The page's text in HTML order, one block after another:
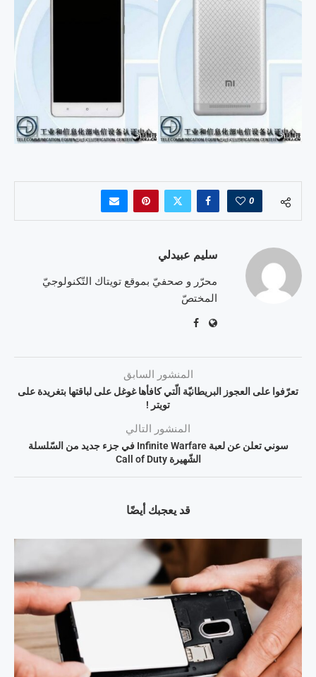
0
سليم عبيدلي
محرّر و صحفيّ بموقع تويتاك التّكنولوجيّ
المختصّ
المنشور السابق
تعرّفوا على العجوز البريطانيّة الّتي كافأها غوغل على لباقتها بتغريدة على
تويتر !
المنشور التالي
سوني تعلن عن لعبة Infinite Warfare في جزء جديد من السّلسلة
الشّهيرة Call of Duty
قد يعجبك أيضًا